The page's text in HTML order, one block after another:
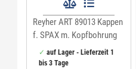
Reyher ART 89013 Kappen
f. SPAX m. Kopfbohrung
ocker Kunstst VE=S
auf Lager - Lieferzeit 1
bis 3 Tage